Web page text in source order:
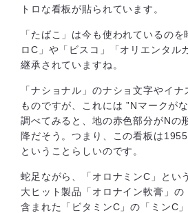
トロな看板が貼られています。
「たばこ」は今も使われているの
ロC」や「ビスコ」「オリエンタル
継承されていますね。
「ナショナル」のナショ文字やイ
ものですが、これには ”Nマークが
調べてみると、地の赤色部分がNの
降だそう。つまり、この看板は
ということらしいのです。
蛇足ながら、「オロナミンC」とい
大ヒット製品「オロナイン軟膏」の
含まれた「ビタミンC」の「ミンC